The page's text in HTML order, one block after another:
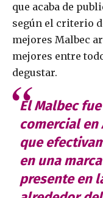
que acaba de
según el criterio
mejores Malbec
mejores entre
degustar.
El Malbec
comercial en
que
en una
presente en